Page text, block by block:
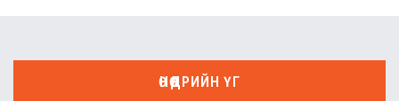
ӨНӨӨДРИЙН ҮГ